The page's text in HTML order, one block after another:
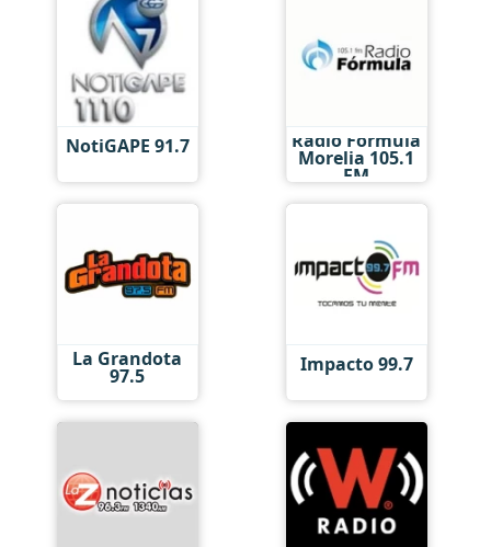
NotiGAPE 91.7 Radio Fórmula
Morelia 105.1
FM
La Grandota
97.5 Impacto 99.7